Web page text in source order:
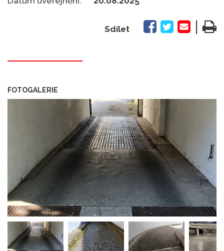
Sdílet
FOTOGALERIE